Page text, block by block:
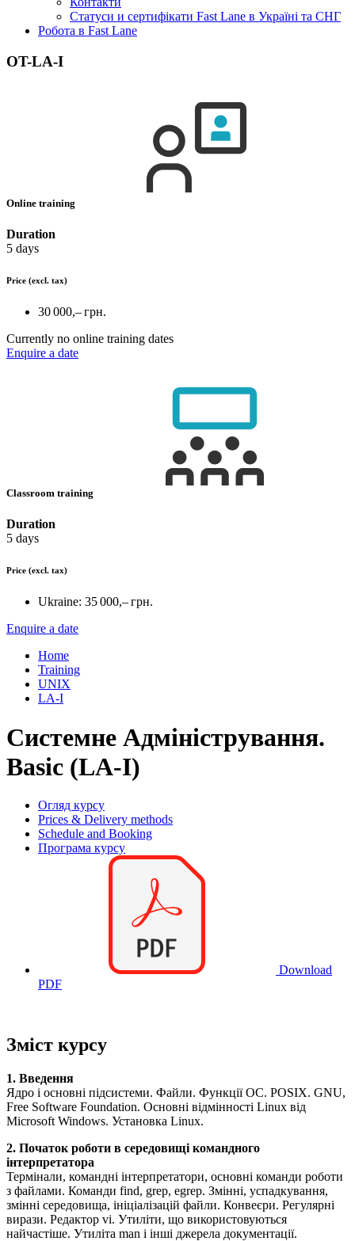
Статуси и сертифікати Fast Lane в Україні та СНГ
Робота в Fast Lane
OT-LA-I
Online training
Duration
5 days
Price (excl. tax)
30 000,– грн.
Currently no online training dates
Enquire a date
Classroom training
Duration
5 days
Price (excl. tax)
Ukraine: 35 000,– грн.
Enquire a date
Home
Training
UNIX
LA-I
Системне Адміністрування.
Basic (LA-I)
Огляд курсу
Prices & Delivery methods
Schedule and Booking
Програма курсу
Download
PDF
Зміст курсу
1. Введення
Ядро і основні підсистеми. Файли. Функції ОС. POSIX. GNU,
Free Software Foundation. Основні відмінності Linux від
Microsoft Windows. Установка Linux.
2. Початок роботи в середовищі командного
інтерпретатора
Термінали, командні інтерпретатори, основні команди роботи
з файлами. Команди find, grep, egrep. Змінні, успадкування,
змінні середовища, ініціалізацій файли. Конвеєри. Регулярні
вирази. Редактор vi. Утиліти, що використовуються
найчастіше. Утиліта man і інші джерела документації.